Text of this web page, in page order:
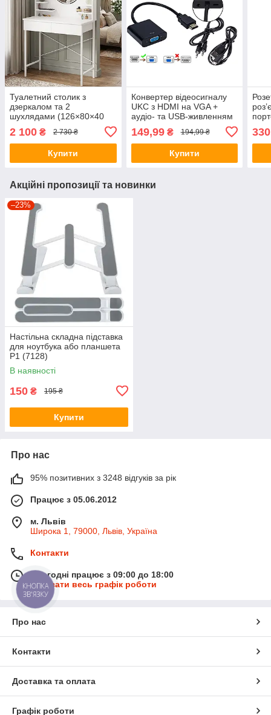
Туалетний столик з
дзеркалом та 2
шухлядами (126×80×40
2 100 ₴ 2 730 ₴
Купити
Конвертер відеосигналу
UKC з HDMI на VGA +
аудіо- та USB-живленням
149,99₴ 194,99 ₴
Купити
330
Акційні пропозиції та новинки
–23%
Настільна складна підставка
для ноутбука або планшета
P1 (7128)
В наявності
150 ₴ 195 ₴
Купити
Про нас
95% позитивних з 3248 відгуків за рік
Працює з 05.06.2012
м. Львів
Широка 1, 79000, Львів, Україна
Контакти
Сьогодні працює з 09:00 до 18:00
Показати весь графік роботи
Про нас
Контакти
Доставка та оплата
Графік роботи
КНОПКА
ЗВ'ЯЗКУ